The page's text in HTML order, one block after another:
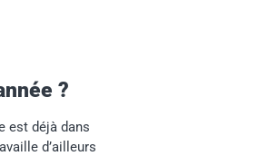
?
est déjà dans
d’ailleurs